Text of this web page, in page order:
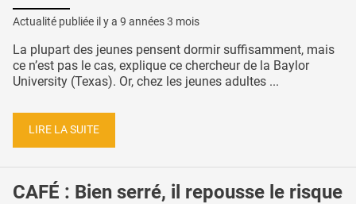
Actualité publiée il y a 9 années 3 mois
La plupart des jeunes pensent dormir suffisamment, mais
ce n’est pas le cas, explique ce chercheur de la Baylor
University (Texas). Or, chez les jeunes adultes ...
LIRE LA SUITE
CAFÉ : Bien serré, il repousse le risque